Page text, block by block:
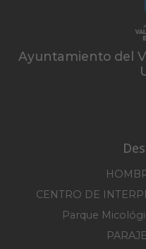
Ayuntamiento del
CENTRO DE
Parque